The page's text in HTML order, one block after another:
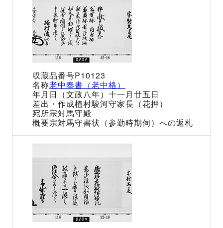
P10123
老中奉書（老中格）
（文政八年）十一月廿五日
植村駿河守家長（花押）
宗対馬守殿
宗対馬守書状（参勤時期伺）への返札